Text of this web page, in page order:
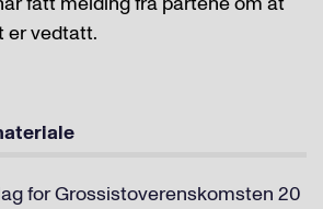
er vedtatt.
for Grossistoverenskomsten 20